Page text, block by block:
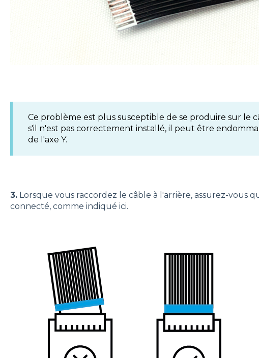
Ce problème est plus susceptible de se produire sur le
s'il n'est pas correctement installé, il peut être
de l'axe Y.
3.Lorsque vous raccordez le câble à l'arrière, assurez-vous
connecté, comme indiqué ici.